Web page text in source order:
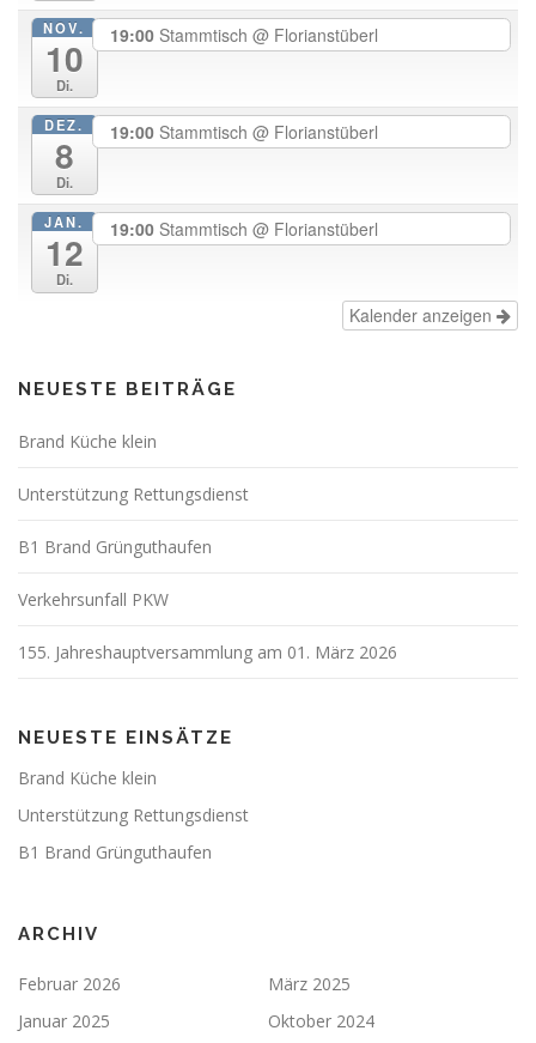
NOV.
10
Di.
19:00 Stammtisch @ Florianstüberl
DEZ.
8
Di.
19:00 Stammtisch @ Florianstüberl
JAN.
12
Di.
19:00 Stammtisch @ Florianstüberl
Kalender anzeigen
NEUESTE BEITRÄGE
Brand Küche klein
Unterstützung Rettungsdienst
B1 Brand Grünguthaufen
Verkehrsunfall PKW
155. Jahreshauptversammlung am 01. März 2026
NEUESTE EINSÄTZE
Brand Küche klein
Unterstützung Rettungsdienst
B1 Brand Grünguthaufen
ARCHIV
Februar 2026
März 2025
Januar 2025
Oktober 2024